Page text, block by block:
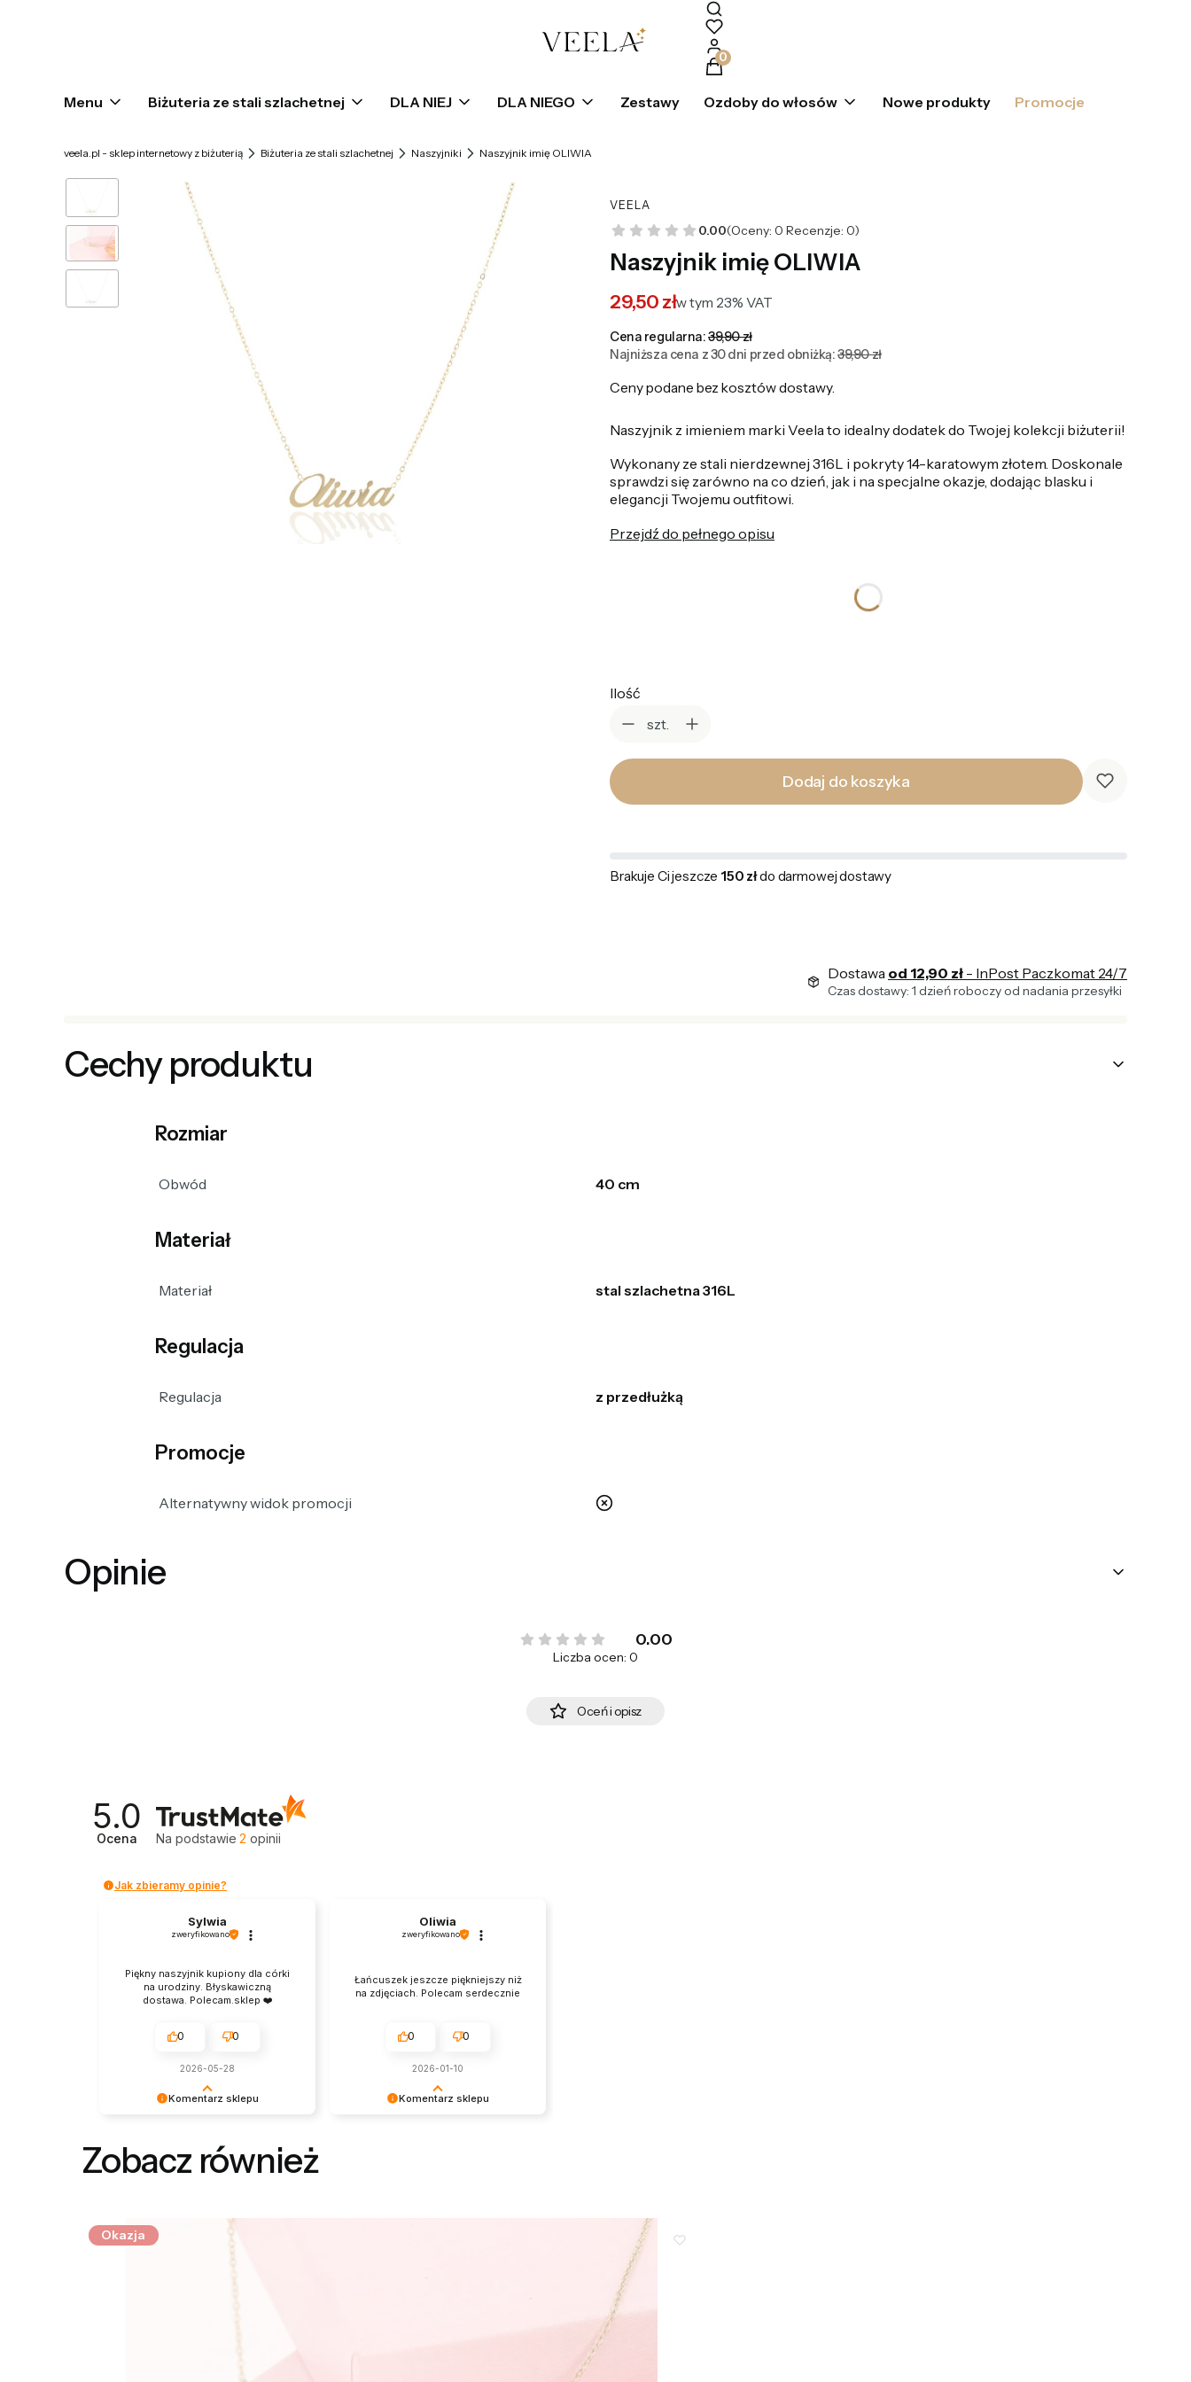
Produkty w koszyku: 0. Zobacz szczegóły
Menu Biżuteria ze stali szlachetnej DLA NIEJ DLA NIEGO Zestawy Ozdoby do włosów Nowe produkty Promocje
veela.pl - sklep internetowy z biżuterią Biżuteria ze stali szlachetnej Naszyjniki Naszyjnik imię OLIWIA
VEELA
0.00(Oceny: 0 Recenzje: 0)
Naszyjnik imię OLIWIA
29,50 złw tym 23% VAT
w tym 23% VAT
Cena regularna:39,90 zł
Najniższa cena z 30 dni przed obniżką:39,90 zł
Ceny podane bez kosztów dostawy.
Naszyjnik z imieniem marki Veela to idealny dodatek do Twojej kolekcji biżuterii!
Wykonany ze stali nierdzewnej 316L i pokryty 14-karatowym złotem. Doskonale
sprawdzi się zarówno na co dzień, jak i na specjalne okazje, dodając blasku i
elegancji Twojemu outfitowi.
Przejdź do pełnego opisu
Ilość
szt.
Dodaj do koszyka
Brakuje Ci jeszcze 150 złdo darmowej dostawy
Dostawa od 12,90 zł - InPost Paczkomat 24/7
Czas dostawy: 1 dzień roboczy od nadania przesyłki
Cechy produktu
Rozmiar
Obwód 40 cm
Materiał
Materiał stal szlachetna 316L
Regulacja
Regulacja z przedłużką
Promocje
Alternatywny widok promocji nie
Opinie
0.00
Liczba ocen: 0
Oceń i opisz
5.0
Ocena Na podstawie 2 opinii
Jak zbieramy opinie?
Komentarz sklepu
zaufanie do naszego sklepu. Cieszy
nas, że zakupiona biżuteria
przypadła do gustu. Zapraszamy do
Sylwia
zweryfikowano
Piękny naszyjnik kupiony dla córki
na urodziny. Błyskawiczną
dostawa. Polecam.sklep ❤️
0 0
2026-05-28
Komentarz sklepu
Oliwia
zweryfikowano
Łańcuszek jeszcze piękniejszy niż
na zdjęciach. Polecam serdecznie
0 0
2026-01-10
Zobacz również
Okazja